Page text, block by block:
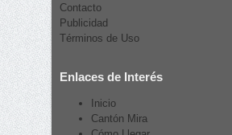
Contacto
Publicidad
Términos de Uso
Enlaces de Interés
Inicio
Cantón Mira